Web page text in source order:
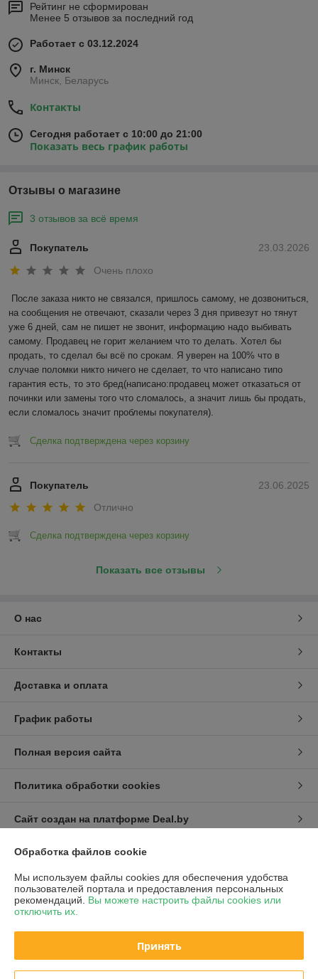
Рейтинг не сформирован
Менее 5 отзывов за последний год
Работает с 03.12.2024
г. Минск
Минск, Беларусь
Контакты
Сегодня работает с 10:00 до 21:00
Показать весь график работы
Отзывы о магазине
3 отзывов за всё время
23.03.2026
Покупатель
Очень плохо
После заказа никто не связался, пришлось самому, не дозвониться,
на сообщения не отвечают, сказали через 3 дня привезут но тянут
уже 6 дней, сам не пишет не звонит, информацию надо выбивать
самому. Продавец не горит желанием что то делать. Хотел бы
продать, то сделал бы всё по срокам. Я уверен на 100% что в
случае поломки никто ничего не сделает, то что написано типо
гарантия есть, то это бред(написано:продавец может отказаться от
починки или замены того что сломалось, а значит лишь бы продать,
если сломалось значит проблемы покупателя).
Сделка подтверждена через корзину
23.06.2025
Покупатель
Отлично
Сделка подтверждена через корзину
Показать все отзывы
О нас
Контакты
Доставка и оплата
График работы
Полная версия сайта
Политика обработки cookies
Сайт создан на платформе Deal.by
Юридическое лицо:ООО Полисак
г. Гомель, ул. Интернациональная, дом 11, оф. 51
Комитет
Обработка файлов cookie
Мы используем файлы cookies для обеспечения удобства
пользователей портала и предоставления персональных
рекомендаций. Вы можете настроить файлы cookies или
отключить их.
Принять